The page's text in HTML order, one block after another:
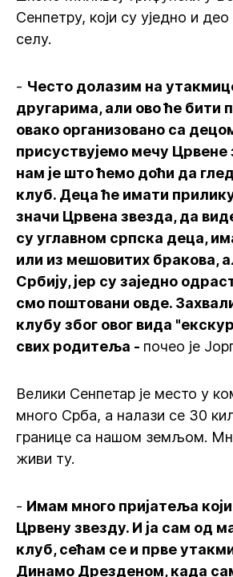
Сенпетру, који су уједно и
селу.
- Често долазим на
другарима, али ово ће бити
овако организовано са
присуствујемо мечу Црвене
нам је што ћемо доћи да
клуб. Деца ће имати
значи Црвена звезда, да
су углавном српска деца,
или из мешовитих бракова,
Србију, јер су заједно
смо поштовани овде.
клубу због овог вида
свих родитеља - почео је
Велики Сенпетар је место у
много Срба, а налази се 30
границе са нашом земљом.
живи ту.
- Имам много пријатеља који
Црвену звезду. И ја сам од
клуб, сећам се и прве
Динамо Дрезденом, када